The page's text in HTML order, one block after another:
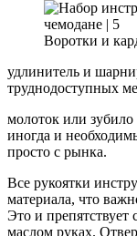
Воротки и
удлинитель и
труднодоступных
молоток или зубило
иногда и
просто с рынка.
Все рукоятки
материала, что
Это и
маслом руках.